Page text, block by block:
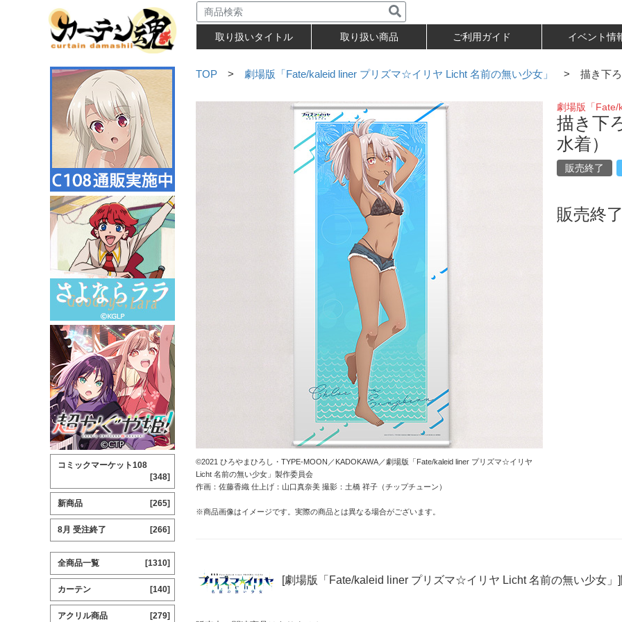
取り扱いタイトル 取り扱い商品 ご利用ガイド イベント情
TOP > 劇場版「Fate/kaleid liner プリズマ☆イリヤ Licht 名前の無い少女」 > 描き下ろ
©2021 ひろやまひろし・TYPE-MOON／KADOKAWA／劇場版「Fate/kaleid liner プリズマ☆イリヤ
Licht 名前の無い少女」製作委員会
作画：佐藤香織 仕上げ：山口真奈美 撮影：土橋 祥子（チップチューン）
※商品画像はイメージです。実際の商品とは異なる場合がございます。
劇場版「Fate/
描き下
水着）
販売終了
販売終
[劇場版「Fate/kaleid liner プリズマ☆イリヤ Licht 名前の無い少女」
コミックマーケット108
[348]
新商品 [265]
8月 受注終了 [266]
全商品一覧 [1310]
カーテン [140]
アクリル商品 [279]